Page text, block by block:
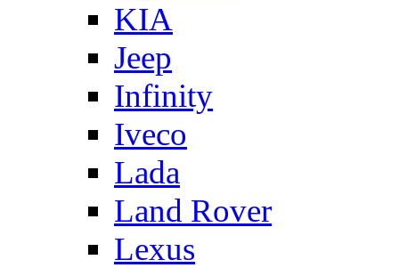
KIA
Jeep
Infinity
Iveco
Lada
Land Rover
Lexus